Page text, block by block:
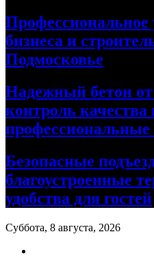
Профессиональное
бизнеса и
Подмосковье
Надежный бетон от
контроль качества
профессиональные
Безопасные
благоустроенные
удобства для гостей
Суббота, 8 августа, 2026